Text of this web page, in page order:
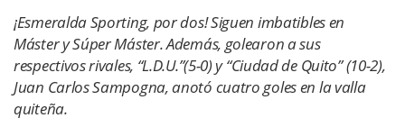
×
¡Esmeralda Sporting, por dos! Siguen imbatibles en
Máster y Súper Máster. Además, golearon a sus
respectivos rivales, “L.D.U.”(5-0) y “Ciudad de Quito” (10-2),
Juan Carlos Sampogna, anotó cuatro goles en la valla
quiteña.